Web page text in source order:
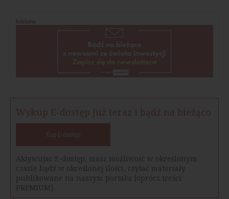
Reklama
Wykup E-dostęp już teraz i bądź na bieżąco
Kup E-dostęp
Aktywujac E-dostęp, masz możliwość w określonym
czasie bądź w określonej ilości, czytać materiały
publikowane na naszym portalu [oprócz treści
PREMIUM].